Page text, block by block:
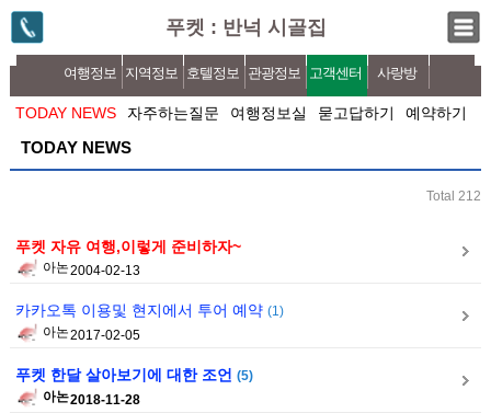
푸켓 : 반넉 시골집
여행정보 지역정보 호텔정보 관광정보 고객센터 사랑방
TODAY NEWS 자주하는질문 여행정보실 묻고답하기
예약하기
TODAY NEWS
Total 212
푸켓 자유 여행,이렇게 준비하자~
아논2004-02-13
카카오톡 이용및 현지에서 투어 예약 (1)
아논2017-02-05
푸켓 한달 살아보기에 대한 조언 (5)
아논2018-11-28